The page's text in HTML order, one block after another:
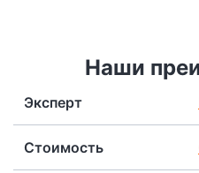
Наши
Эксперт
Стоимость